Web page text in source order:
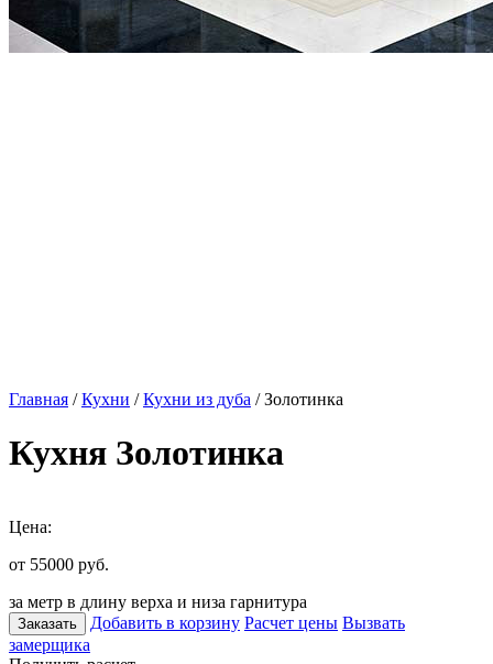
Главная /Кухни /Кухни из дуба / Золотинка
Кухня Золотинка
Цена:
от 55000 руб.
за метр в длину верха и низа гарнитура
Заказать Добавить в корзину Расчет цены Вызвать
замерщика